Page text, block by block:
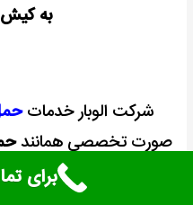
به کیش
شرکت الوبار خدمات
صورت تخصصی همانند
برای